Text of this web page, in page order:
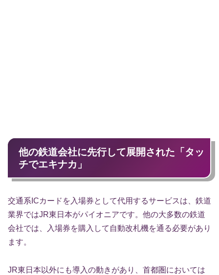
他の鉄道会社に先行して展開された「タッ
チでエキナカ」
交通系ICカードを入場券として代用するサービスは、鉄道
業界ではJR東日本がパイオニアです。他の大多数の鉄道
会社では、入場券を購入して自動改札機を通る必要があり
ます。
JR東日本以外にも導入の動きがあり、首都圏においては